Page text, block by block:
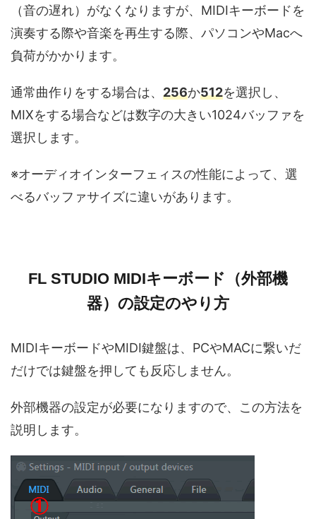
（音の遅れ）がなくなりますが、MIDIキーボードを
演奏する際や音楽を再生する際、パソコンやMacへ
負荷がかかります。
通常曲作りをする場合は、 256か512を選択し、
MIXをする場合などは数字の大きい1024バッファを
選択します。
※オーディオインターフェィスの性能によって、選
べるバッファサイズに違いがあります。
FL STUDIO MIDIキーボード（外部機
器）の設定のやり方
MIDIキーボードやMIDI鍵盤は、PCやMACに繋いだ
だけでは鍵盤を押しても反応しません。
外部機器の設定が必要になりますので、この方法を
説明します。